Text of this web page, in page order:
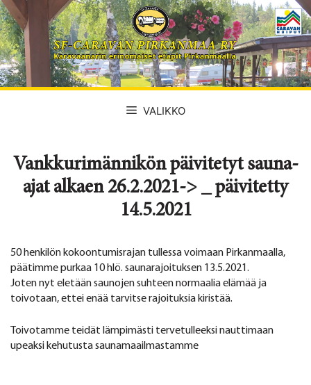
Siirry
sisältöön
VALIKKO
Vankkurimännikön päivitetyt sauna-
ajat alkaen 26.2.2021-> _ päivitetty
14.5.2021
50 henkilön kokoontumisrajan tullessa voimaan Pirkanmaalla,
päätimme purkaa 10 hlö. saunarajoituksen 13.5.2021.
Joten nyt eletään saunojen suhteen normaalia elämää ja
toivotaan, ettei enää tarvitse rajoituksia kiristää.
Toivotamme teidät lämpimästi tervetulleeksi nauttimaan
upeaksi kehutusta saunamaailmastamme